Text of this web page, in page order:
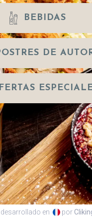
BEBIDAS
DE
en por